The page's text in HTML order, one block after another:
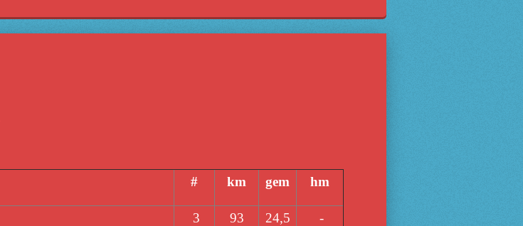
# km gem hm
3 93 24,5
-